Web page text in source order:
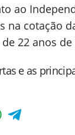
ao
na cotação
22 anos de
e as